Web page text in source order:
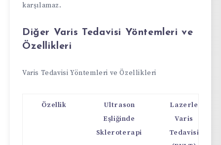
karşılamaz.
Diğer Varis Tedavisi Yöntemleri ve
Özellikleri
Varis Tedavisi Yöntemleri ve Özellikleri
Özellik
Ultrason
Eşliğinde
Skleroterapi
Lazerle
Varis
Tedavisi